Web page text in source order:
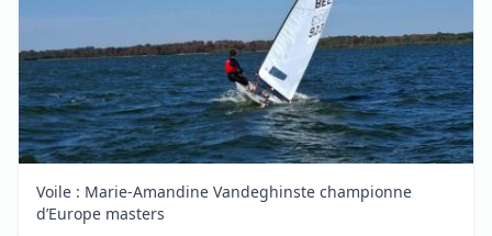
Voile : Marie-Amandine Vandeghinste championne
d’Europe masters